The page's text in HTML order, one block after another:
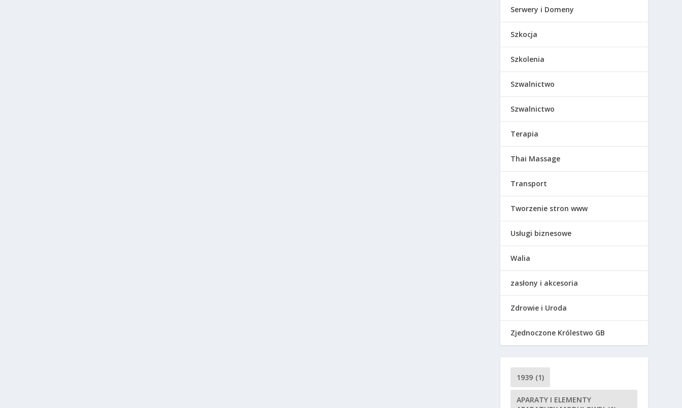
Serwery i Domeny
Szkocja
Szkolenia
Szwalnictwo
Szwalnictwo
Terapia
Thai Massage
Transport
Tworzenie stron www
Usługi biznesowe
Walia
zasłony i akcesoria
Zdrowie i Uroda
Zjednoczone Królestwo GB
1939 (1)
APARATY I ELEMENTY